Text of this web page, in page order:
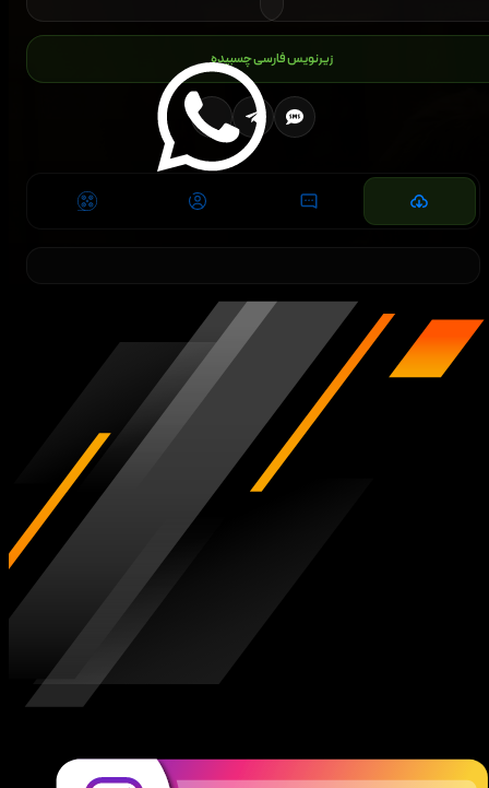
زیرنویس فارسی چسبیده